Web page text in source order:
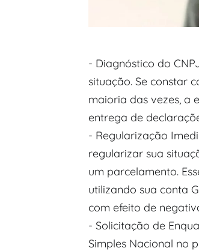
​- Diagnóstico do
situação. Se constar
maioria das vezes, a
entrega de
​- Regularização
regularizar sua
um parcelamento.
utilizando sua conta
com efeito de
​- Solicitação de
Simples Nacional no